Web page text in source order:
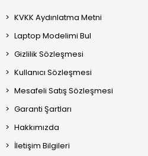
KVKK Aydınlatma Metni
Laptop Modelimi Bul
Gizlilik Sözleşmesi
Kullanıcı Sözleşmesi
Mesafeli Satış Sözleşmesi
Garanti Şartları
Hakkımızda
İletişim Bilgileri